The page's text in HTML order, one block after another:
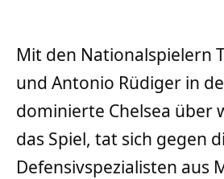
Mit den Nationalspielern
und Antonio Rüdiger in
dominierte Chelsea über
das Spiel, tat sich gegen
Defensivspezialisten aus